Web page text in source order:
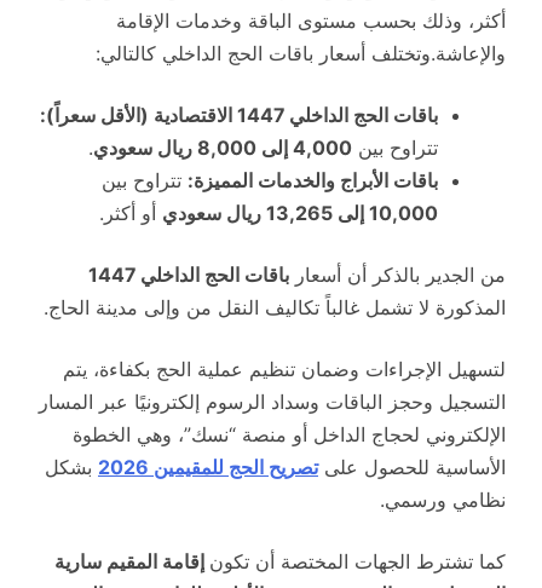
أكثر، وذلك بحسب مستوى الباقة وخدمات الإقامة
والإعاشة.وتختلف أسعار باقات الحج الداخلي كالتالي:
باقات الحج الداخلي 1447
الاقتصادية (الأقل سعراً):
تتراوح بين 4,000 إلى 8,000 ريال سعودي
.
باقات الأبراج والخدمات المميزة: تتراوح بين
10,000 إلى 13,265 ريال سعودي
أو أكثر.
من الجدير بالذكر أن أسعار باقات الحج الداخلي 1447
المذكورة لا تشمل غالباً تكاليف النقل من وإلى مدينة الحاج.
لتسهيل الإجراءات وضمان تنظيم عملية الحج بكفاءة، يتم
التسجيل وحجز الباقات وسداد الرسوم إلكترونيًا عبر المسار
الإلكتروني لحجاج الداخل أو منصة “نسك”، وهي الخطوة
الأساسية للحصول علىتصريح الحج للمقيمين 2026
بشكل
نظامي ورسمي.
كما تشترط الجهات المختصة أن تكون إقامة المقيم سارية